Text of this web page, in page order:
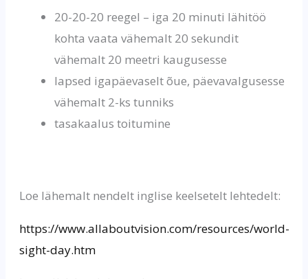
20-20-20 reegel – iga 20 minuti lähitöö
kohta vaata vähemalt 20 sekundit
vähemalt 20 meetri kaugusesse
lapsed igapäevaselt õue, päevavalgusesse
vähemalt 2-ks tunniks
tasakaalus toitumine
Loe lähemalt nendelt inglise keelsetelt lehtedelt:
https://www.allaboutvision.com/resources/world-
sight-day.htm